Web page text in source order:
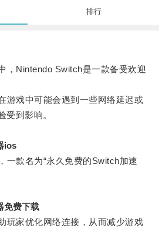
排行
Nintendo Switch是一款备受欢迎
戏中可能会遇到一些网络延迟或
受到影响。
ios
款名为“永久免费的Switch加速
免费下载
家优化网络连接，从而减少游戏